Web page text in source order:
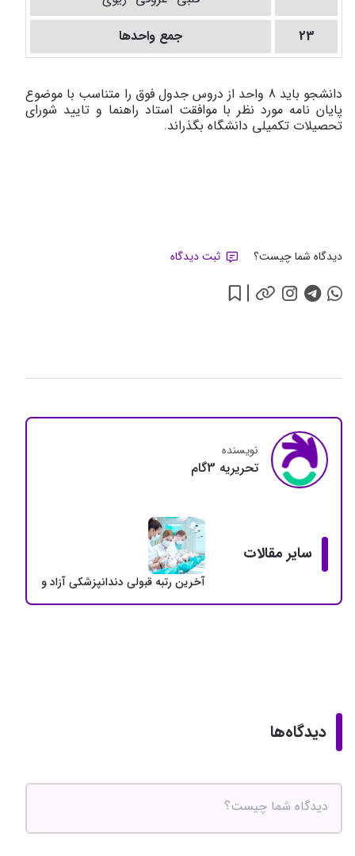
23
جمع واحدها
دانشجو باید 8 واحد از دروس جدول فوق را متناسب با موضوع
پایان نامه مورد نظر با موافقت استاد راهنما و تایید شورای
تحصیلات تکمیلی دانشگاه بگذراند.
دیدگاه شما چیست؟ ثبت دیدگاه
نویسنده
تحريريه 3گام
سایر مقالات
آخرین رتبه قبولی دندانپزشکی آزاد و دولتی +
دیدگاه‌ها